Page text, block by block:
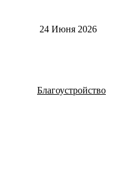
24 Июня 2026
Благоустройство